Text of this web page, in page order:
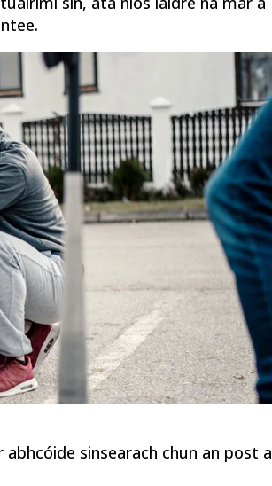
abhcóide sinsearach chun an post a